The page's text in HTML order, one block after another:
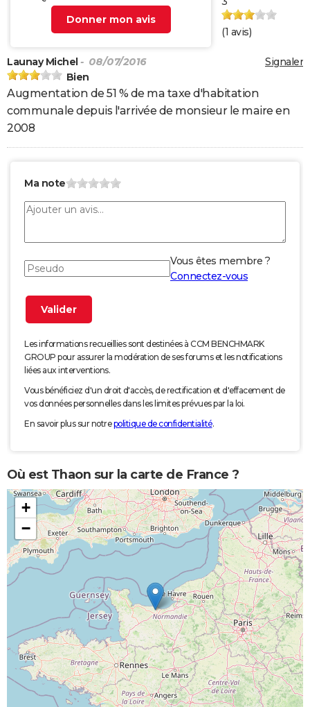
Donner mon avis
(1 avis)
Signaler
Launay Michel - 08/07/2016
Bien
Augmentation de 51 % de ma taxe d'habitation
communale depuis l'arrivée de monsieur le maire en
2008
Ma note
Vous êtes membre ?
Connectez-vous
Les informations recueillies sont destinées à CCM BENCHMARK
GROUP pour assurer la modération de ses forums et les notifications
liées aux interventions.
Vous bénéficiez d'un droit d'accès, de rectification et d'effacement de
vos données personnelles dans les limites prévues par la loi.
En savoir plus sur notrepolitique de confidentialité.
Où est Thaon sur la carte de France ?
+
−